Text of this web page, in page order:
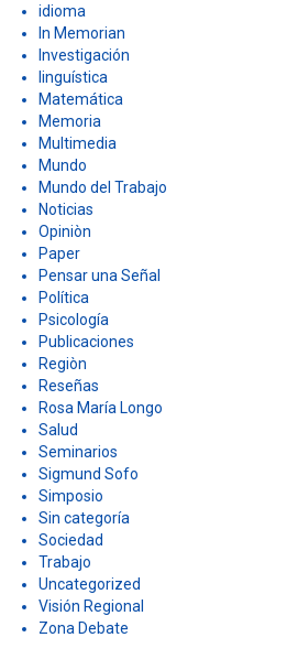
idioma
In Memorian
Investigación
linguística
Matemática
Memoria
Multimedia
Mundo
Mundo del Trabajo
Noticias
Opiniòn
Paper
Pensar una Señal
Política
Psicología
Publicaciones
Regiòn
Reseñas
Rosa María Longo
Salud
Seminarios
Sigmund Sofo
Simposio
Sin categoría
Sociedad
Trabajo
Uncategorized
Visión Regional
Zona Debate